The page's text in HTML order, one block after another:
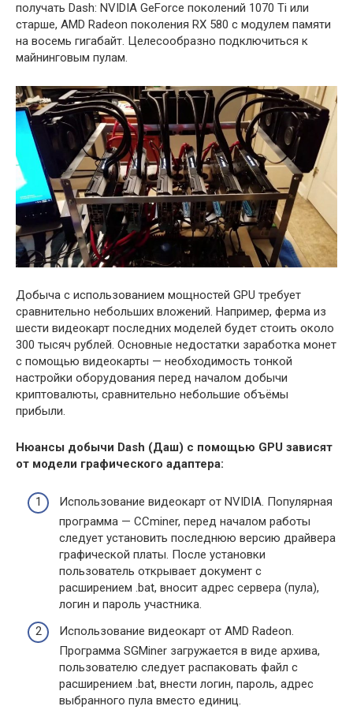
получать Dash: NVIDIA GeForce поколений 1070 Ti или
старше, AMD Radeon поколения RX 580 с модулем памяти
на восемь гигабайт. Целесообразно подключиться к
майнинговым пулам.
Добыча с использованием мощностей GPU требует
сравнительно небольших вложений. Например, ферма из
шести видеокарт последних моделей будет стоить около
300 тысяч рублей. Основные недостатки заработка монет
с помощью видеокарты — необходимость тонкой
настройки оборудования перед началом добычи
криптовалюты, сравнительно небольшие объёмы
прибыли.
Нюансы добычи Dash (Даш) с помощью GPU зависят
от модели графического адаптера:
Использование видеокарт от NVIDIA. Популярная
программа — CCminer, перед началом работы
следует установить последнюю версию драйвера
графической платы. После установки
пользователь открывает документ с
расширением .bat, вносит адрес сервера (пула),
логин и пароль участника.
Использование видеокарт от AMD Radeon.
Программа SGMiner загружается в виде архива,
пользователю следует распаковать файл с
расширением .bat, внести логин, пароль, адрес
выбранного пула вместо единиц.